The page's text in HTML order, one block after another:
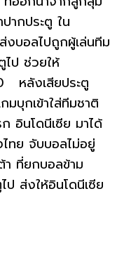
ากประตู ใน
งบอลไปถูกผู้เล่นทีม
ไป ช่วยให้
หลังเสียประตู
มบุกเข้าใส่ทีมชาติ
อินโดนีเซีย มาได้
ทย จับบอลไม่อยู่
า ที่ยกบอลข้าม
ส่งให้อินโดนีเซีย